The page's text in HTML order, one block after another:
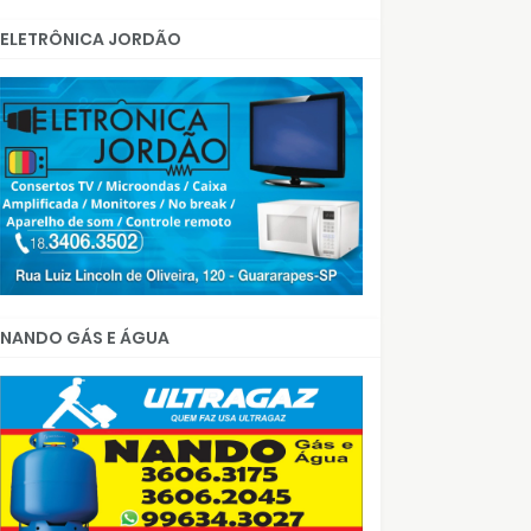
ELETRÔNICA JORDÃO
NANDO GÁS E ÁGUA